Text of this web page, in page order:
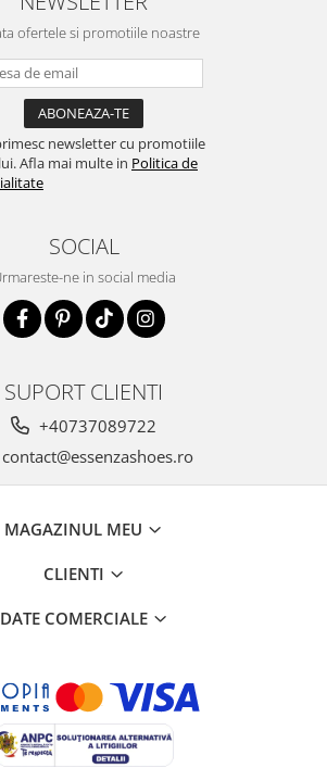
ofertele si promotiile noastre
newsletter cu promotiile
Afla mai multe in Politica de
SOCIAL
ne in social media
SUPORT CLIENTI
+40737089722
contact@essenzashoes.ro
MAGAZINUL MEU
CLIENTI
DATE COMERCIALE